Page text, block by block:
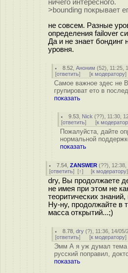
ничего интересного.
>bounding покрывает
не совсем. Разные
определения failover
Да и не знает бондинг
уровня.
8.52 ,Аноним (52), 11:25,
[ответить] [к модератору]
Самое важное здес не
групироват ето в
показать
9.53 Nick (??), 11:30,
[ответить] [к
Пожалуйста, дайте
нормальной
показать
7.54 ,ZANSWER (??), 12:38,
[ответить] [↑] [к модератору]
dry, Вы продолжаете
не имея при этом не
теоритических
Ну-ну, продолжайте в
масса открытий...;)
8.78 ,dry (?), 11:36, 14/05/
[ответить] [к модератору]
Эмм А я уж думал тема
русский поправил,
показать